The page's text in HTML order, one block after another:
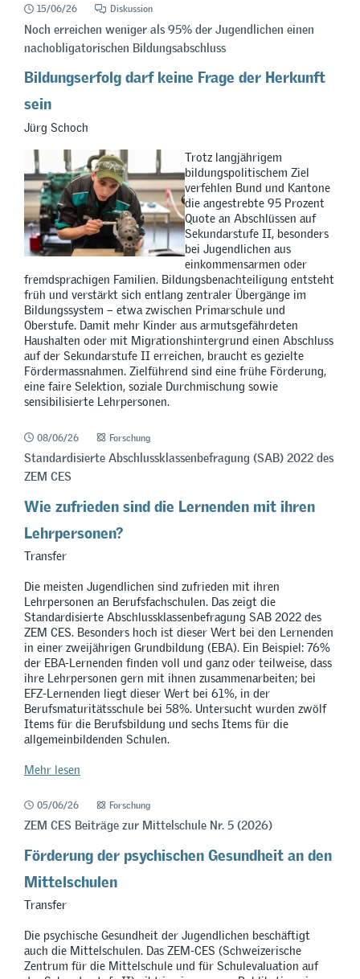
15/06/26 Diskussion
Noch erreichen weniger als 95% der Jugendlichen einen
nachobligatorischen Bildungsabschluss
Bildungserfolg darf keine Frage der Herkunft
sein
Jürg Schoch
Trotz langjährigem
bildungspolitischem Ziel
verfehlen Bund und Kantone
die angestrebte 95 Prozent
Quote an Abschlüssen auf
Sekundarstufe II, besonders
bei Jugendlichen aus
einkommensarmen oder
fremdsprachigen Familien. Bildungsbenachteiligung entsteht
früh und verstärkt sich entlang zentraler Übergänge im
Bildungssystem – etwa zwischen Primarschule und
Oberstufe. Damit mehr Kinder aus armutsgefährdeten
Haushalten oder mit Migrationshintergrund einen Abschluss
auf der Sekundarstufe II erreichen, braucht es gezielte
Fördermassnahmen. Zielführend sind eine frühe Förderung,
eine faire Selektion, soziale Durchmischung sowie
sensibilisierte Lehrpersonen.
08/06/26 Forschung
Standardisierte Abschlussklassenbefragung (SAB) 2022 des
ZEM CES
Wie zufrieden sind die Lernenden mit ihren
Lehrpersonen?
Transfer
Die meisten Jugendlichen sind zufrieden mit ihren
Lehrpersonen an Berufsfachschulen. Das zeigt die
Standardisierte Abschlussklassenbefragung SAB 2022 des
ZEM CES. Besonders hoch ist dieser Wert bei den Lernenden
in einer zweijährigen Grundbildung (EBA). Ein Beispiel: 76%
der EBA-Lernenden finden voll und ganz oder teilweise, dass
ihre Lehrpersonen gern mit ihnen zusammenarbeiten; bei
EFZ-Lernenden liegt dieser Wert bei 61%, in der
Berufsmaturitätsschule bei 58%. Untersucht wurden zwölf
Items für die Berufsbildung und sechs Items für die
allgemeinbildenden Schulen.
Mehr lesen
05/06/26 Forschung
ZEM CES Beiträge zur Mittelschule Nr. 5 (2026)
Förderung der psychischen Gesundheit an den
Mittelschulen
Transfer
Die psychische Gesundheit der Jugendlichen beschäftigt
auch die Mittelschulen. Das ZEM-CES (Schweizerische
Zentrum für die Mittelschule und für Schulevaluation auf